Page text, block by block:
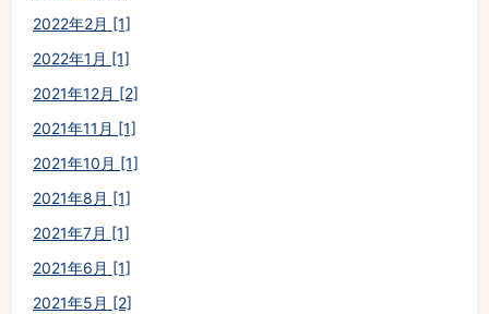
2022年2月 [1]
2022年1月 [1]
2021年12月 [2]
2021年11月 [1]
2021年10月 [1]
2021年8月 [1]
2021年7月 [1]
2021年6月 [1]
2021年5月 [2]